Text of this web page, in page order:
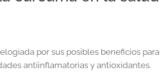
por sus posibles beneficios para
antiinflamatorias y antioxidantes.